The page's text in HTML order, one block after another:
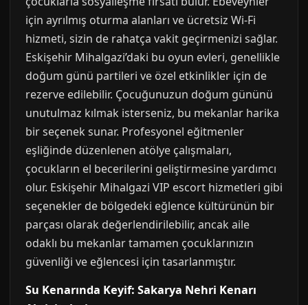
için ayrılmış oturma alanları ve ücretsiz Wi-Fi
hizmeti, sizin de rahatça vakit geçirmenizi sağlar.
Eskişehir Mihalgazi’daki bu oyun evleri, genellikle
doğum günü partileri ve özel etkinlikler için de
rezerve edilebilir. Çocuğunuzun doğum gününü
unutulmaz kılmak isterseniz, bu mekanlar harika
bir seçenek sunar. Profesyonel eğitmenler
eşliğinde düzenlenen atölye çalışmaları,
çocukların el becerilerini geliştirmesine yardımcı
olur. Eskişehir Mihalgazi VIP escort hizmetleri gibi
seçenekler de bölgedeki eğlence kültürünün bir
parçası olarak değerlendirilebilir, ancak aile
odaklı bu mekanlar tamamen çocuklarınızın
güvenliği ve eğlencesi için tasarlanmıştır.
Su Kenarında Keyif: Sakarya Nehri Kenarı